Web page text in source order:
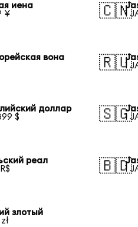
иена
¥
🇨🇳
1
вона
🇷🇺
1
доллар
$
🇸🇬
1
реал
🇧🇩
1
злотый